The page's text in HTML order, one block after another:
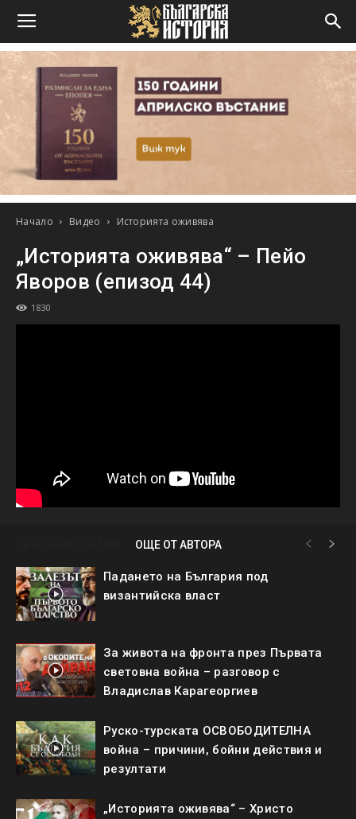
Начало Видео Историята оживява
„Историята оживява“ – Пейо
Яворов (епизод 44)
1830
ОЩЕ ОТ АВТОРА
Падането на България под
византийска власт
За живота на фронта през Първата
световна война – разговор с
Владислав Карагеоргиев
Руско-турската ОСВОБОДИТЕЛНА
война – причини, бойни действия и
резултати
„Историята оживява“ – Христо